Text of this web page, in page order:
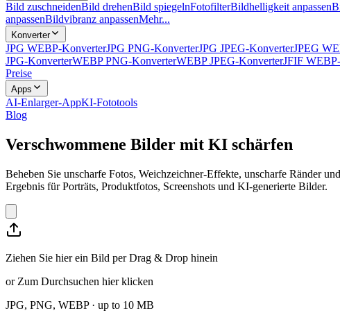
Bild zuschneidenBild drehenBild spiegelnFotofilterBildhelligkeit anpassen
anpassenBildvibranz anpassenMehr...
Konverter
JPG WEBP-KonverterJPG PNG-KonverterJPG JPEG-KonverterJPEG
JPG-KonverterWEBP PNG-KonverterWEBP JPEG-KonverterJFIF
Preise
Apps
AI-Enlarger-AppKI-Fototools
Blog
Verschwommene Bilder mit KI schärfen
Beheben Sie unscharfe Fotos, Weichzeichner-Effekte, unscharfe Ränder
Ergebnis für Porträts, Produktfotos, Screenshots und KI-generierte Bilder.
Ziehen Sie hier ein Bild per Drag & Drop hinein
or Zum Durchsuchen hier klicken
JPG, PNG, WEBP· up to 10 MB